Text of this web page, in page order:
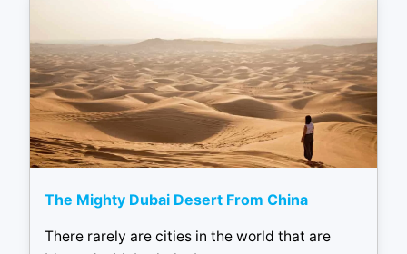
The Mighty Dubai Desert From China
There rarely are cities in the world that are